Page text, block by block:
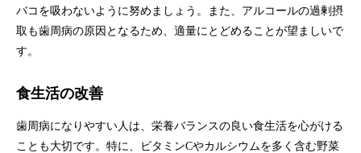
バコを吸わないように努めましょう。また、アルコールの過剰摂
取も歯周病の原因となるため、適量にとどめることが望ましいで
す。
食生活の改善
歯周病になりやすい人は、栄養バランスの良い食生活を心がける
ことも大切です。特に、ビタミンCやカルシウムを多く含む野菜